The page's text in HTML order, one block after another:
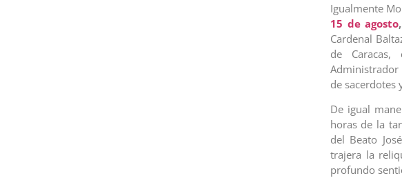
Igualmente
15 de agosto,
Cardenal
de Caracas,
Administrador
de sacerdotes
De igual
horas de la
del Beato
trajera la
profundo